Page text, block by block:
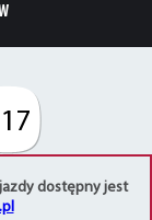
jazdy dostępny jest